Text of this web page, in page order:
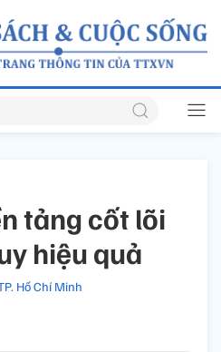
tảng cốt lõi
hiệu quả
Hồ Chí Minh